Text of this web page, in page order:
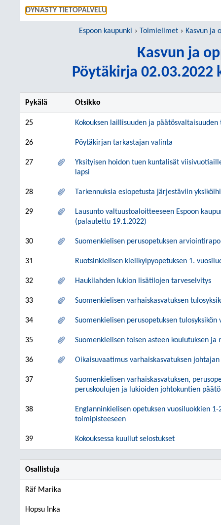
DYNASTY TIETOPALVELU
Espoon kaupunki Toimielimet Kasvun ja
Kasvun ja
Pöytäkirja 02.03.2022
Pykälä Otsikko
25 Kokouksen laillisuuden ja
26 Pöytäkirjan tarkastajan valinta
27
Yksityisen hoidon tuen kuntalisät
lapsi
28 Tarkennuksia esiopetusta järjestäviin
29
Lausunto valtuustoaloitteeseen Espoon
(palautettu 19.1.2022)
30 Suomenkielisen perusopetuksen
31 Ruotsinkielisen kielikylpyopetuksen 1.
32 Haukilahden lukion lisätilojen tarveselvitys
33 Suomenkielisen varhaiskasvatuksen
34 Suomenkielisen perusopetuksen
35 Suomenkielisen toisen asteen koulutuksen
36 Oikaisuvaatimus varhaiskasvatuksen
37
Suomenkielisen varhaiskasvatuksen,
peruskoulujen ja lukioiden johtokuntien
38
Englanninkielisen opetuksen vuosiluokkien
toimipisteeseen
39 Kokouksessa kuullut selostukset
Osallistuja
Räf Marika
Hopsu Inka